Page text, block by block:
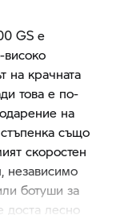
GS е
на крачната
това е по-
на
също
скоростен
независимо
ботуши за
доста лесно